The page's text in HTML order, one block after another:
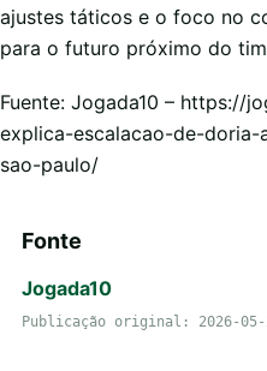
ajustes táticos e o foco no
para o futuro próximo do
Fuente: Jogada10 – https://
explica-escalacao-de-
sao-paulo/
Fonte
Jogada10
Publicação original: 2026-05-